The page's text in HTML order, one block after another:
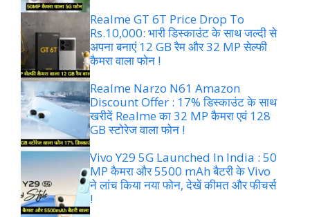
Realme GT 6T Price Drop To
Rs.10,000: भारी डिस्काउंट के साथ जल्दी से
अपना बनाएं 12 GB रैम और 32 MP सेल्फी
कैमरा वाला फोन !
Realme Narzo N61 Amazon
Discount Offer : 17% डिस्काउंट के साथ
खरीदें Realme का 32 MP कैमरा एवं 128
GB स्टोरेज वाला फोन !
Vivo Y29 5G Launched In India : 50
MP कैमरा और 5500 mAh बैटरी के Vivo
ने लांच किया नया फोन, देखें कीमत और फीचर्स
!